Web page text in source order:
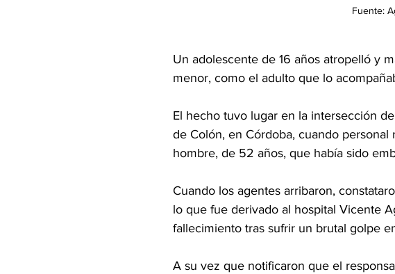
Fuente:
Un adolescente de 16 años atropelló y
menor, como el adulto que lo
El hecho tuvo lugar en la intersección
de Colón, en Córdoba, cuando
hombre, de 52 años, que había sido
Cuando los agentes arribaron,
lo que fue derivado al hospital Vicente
fallecimiento tras sufrir un brutal golpe
A su vez que notificaron que el